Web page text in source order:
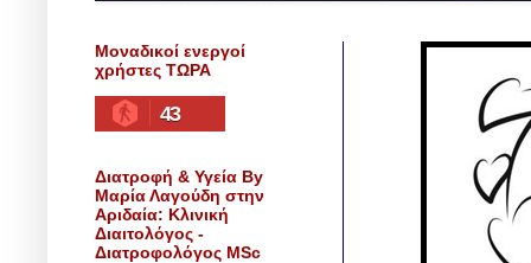
Μοναδικοί ενεργοί
χρήστες ΤΩΡΑ
43
Διατροφή & Υγεία By
Μαρία Λαγούδη στην
Αριδαία: Κλινική
Διαιτολόγος -
Διατροφολόγος MSc